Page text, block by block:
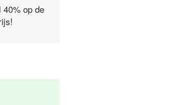
40% op de